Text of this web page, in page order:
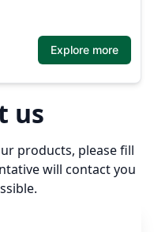
Explore more
us
products, please fill
will contact you